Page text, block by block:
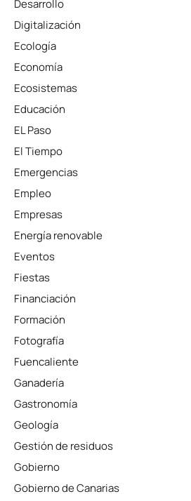
Desarrollo
Digitalización
Ecología
Economía
Ecosistemas
Educación
EL Paso
El Tiempo
Emergencias
Empleo
Empresas
Energía renovable
Eventos
Fiestas
Financiación
Formación
Fotografía
Fuencaliente
Ganadería
Gastronomía
Geología
Gestión de residuos
Gobierno
Gobierno de Canarias